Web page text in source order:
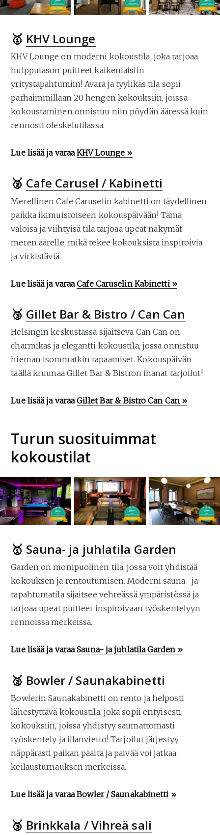
🥇 KHV Lounge
KHV Lounge on moderni kokoustila, joka tarjoaa
huipputason puitteet kaikenlaisiin
yritystapahtumiin! Avara ja tyylikäs tila sopii
parhaimmillaan 20 hengen kokouksiin, joissa
kokoustaminen onnistuu niin pöydän ääressä kuin
rennosti oleskelutilassa.
Lue lisää ja varaaKHV Lounge »
🥈 Cafe Carusel / Kabinetti
Merellinen Cafe Caruselin kabinetti on täydellinen
paikka ikimuistoiseen kokouspäivään! Tämä
valoisa ja viihtyisä tila tarjoaa upeat näkymät
meren äärelle, mikä tekee kokouksista inspiroivia
ja virkistäviä.
Lue lisää ja varaaCafe Caruselin Kabinetti »
🥉 Gillet Bar & Bistro / Can Can
Helsingin keskustassa sijaitseva Can Can on
charmikas ja elegantti kokoustila, jossa onnistuu
hieman isommatkin tapaamiset. Kokouspäivän
täällä kruunaa Gillet Bar & Bistron ihanat tarjoilut!
Lue lisää ja varaaGillet Bar & Bistro Can Can »
Turun suosituimmat
kokoustilat
🥇 Sauna- ja juhlatila Garden
Garden on monipuolinen tila, jossa voit yhdistää
kokouksen ja rentoutumisen. Moderni sauna- ja
tapahtumatila sijaitsee vehreässä ympäristössä ja
tarjoaa upeat puitteet inspiroivaan työskentelyyn
rennoissa merkeissä.
Lue lisää ja varaaSauna- ja juhlatila Garden »
🥈 Bowler / Saunakabinetti
Bowlerin Saunakabinetti on rento ja helposti
lähestyttävä kokoustila, joka sopii erityisesti
kokouksiin, joissa yhdistyy saumattomasti
työskentely ja illanvietto! Tarjoilut järjestyy
näppärästi paikan päältä ja päivää voi jatkaa
keilausturnauksen merkeissä.
Lue lisää ja varaaBowler / Saunakabinetti »
🥉 Brinkkala / Vihreä sali